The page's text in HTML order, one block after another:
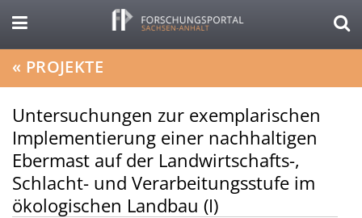
« PROJEKTE
Untersuchungen zur exemplarischen
Implementierung einer nachhaltigen
Ebermast auf der Landwirtschafts-,
Schlacht- und Verarbeitungsstufe im
ökologischen Landbau (I)